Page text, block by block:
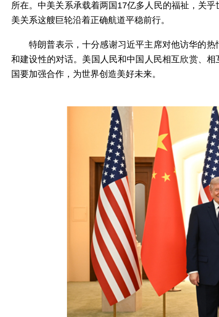
所在。中美关系承载着两国17亿多人民的福祉，关
美关系这艘巨轮沿着正确航道平稳前行。
特朗普表示，十分感谢习近平主席对他访华的
和建设性的对话。美国人民和中国人民相互欣赏、
国要加强合作，为世界创造美好未来。